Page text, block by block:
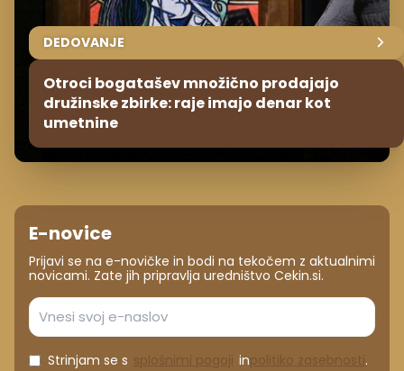
DEDOVANJE
Otroci bogatašev množično prodajajo
družinske zbirke: raje imajo denar kot
umetnine
E-novice
Prijavi se na e-novičke in bodi na tekočem z aktualnimi
novicami. Zate jih pripravlja uredništvo Cekin.si.
Strinjam se s in .